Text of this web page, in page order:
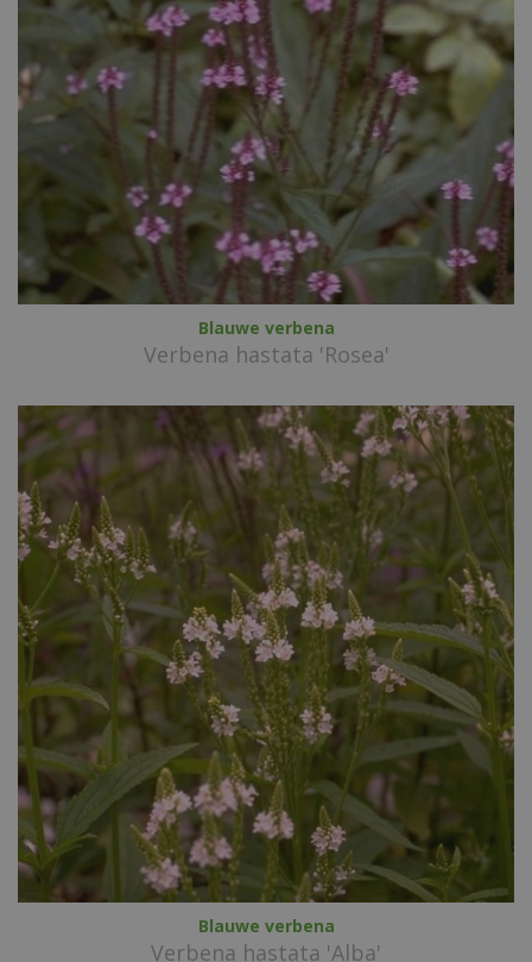
Blauwe verbena
Verbena hastata 'Rosea'
Blauwe verbena
Verbena hastata 'Alba'